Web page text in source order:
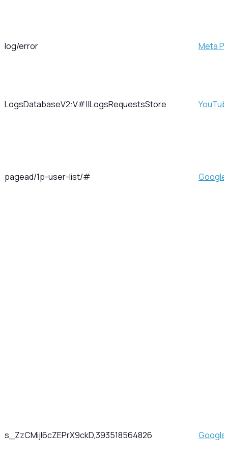
log/error Meta
LogsDatabaseV2:V#||LogsRequestsStore
pagead/1p-user-list/# Google
s_ZzCMijl6cZEPrX9ckD,393518564826 Google